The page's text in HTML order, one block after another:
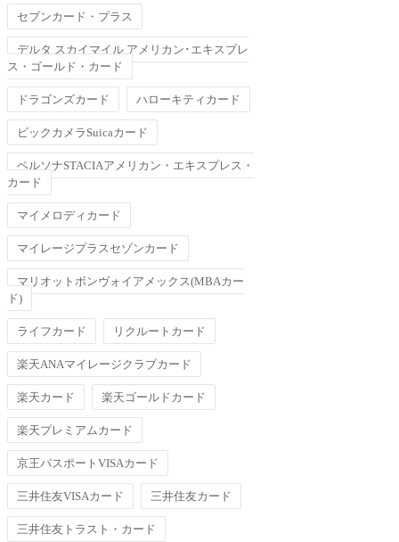
セブンカード・プラス
デルタ スカイマイル アメリカン･エキスプレ
ス・ゴールド・カード
ドラゴンズカード ハローキティカード
ビックカメラSuicaカード
ペルソナSTACIAアメリカン・エキスプレス・
カード
マイメロディカード
マイレージプラスセゾンカード
マリオットボンヴォイアメックス(MBAカー
ド)
ライフカード リクルートカード
楽天ANAマイレージクラブカード
楽天カード 楽天ゴールドカード
楽天プレミアムカード
京王パスポートVISAカード
三井住友VISAカード 三井住友カード
三井住友トラスト・カード